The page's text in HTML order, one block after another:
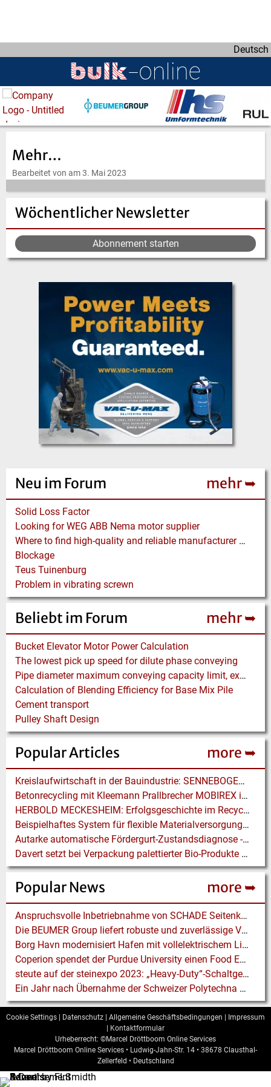
z
u
m
Deutsch
Wöchentlicher Newsletter
Abonnement starten
Neu im Forum mehr ➥
Solid Loss Factor
Looking for WEG ABB Nema motor supplier
Where to find high-quality and reliable manufacturer of PVC conveyor belts?
Blockage
Teus Tuinenburg
Problem in vibrating screwn
Beliebt im Forum mehr ➥
Bucket Elevator Motor Power Calculation
The lowest pick up speed for dilute phase conveying
Pipe diameter maximum conveying capacity limit, explained by the Zenz diagram
Calculation of Blending Efficiency for Base Mix Pile
Cement transport
Pulley Shaft Design
Popular Articles more ➥
Kreislaufwirtschaft in der Bauindustrie: SENNEBOGEN Elektrobagger unterstützen im effizienten Hafenumschlag
Betonrecycling mit Kleemann Prallbrecher MOBIREX in Kalifornien
HERBOLD MECKESHEIM: Erfolgsgeschichte im Recycling für Post-consumer- und Folienabfälle
Beispielhaftes System für flexible Materialversorgung mit Industrie 4.0
Autarke automatische Fördergurt-Zustandsdiagnose - in Krisenzeiten noch wichtiger
Davert setzt bei Verpackung palettierter Bio-Produkte auf BEUMER stretch hood A
Popular News more ➥
Anspruchsvolle Inbetriebnahme von SCHADE Seitenkratzer und Bandförderer
Die BEUMER Group liefert robuste und zuverlässige Verpackungslinien für die Petrochemie
Borg Havn modernisiert Hafen mit vollelektrischem Liebherr LPS 420 E
Coperion spendet der Purdue University einen Food Extruder
steute auf der steinexpo 2023: „Heavy-Duty“-Schaltgeräte für die Gewinnungsindustrie
Ein Jahr nach Übernahme der Schweizer Polytechna AG: REMA TIP TOP zieht Bilanz
Mehr…
Bearbeitet von am 3. Mai 2023
Cookie Settings Datenschutz Allgemeine Geschäftsbedingungen
Impressum
Kontaktformular
Urheberrecht: ©Marcel Dröttboom Online Services
Marcel Dröttboom Online Services • Ludwig-Jahn-Str. 14 • 38678 Clausthal-
Zellerfeld • Deutschland